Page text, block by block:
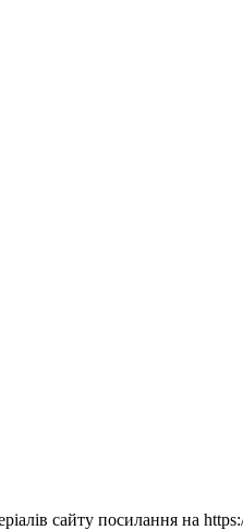
сайту посилання на